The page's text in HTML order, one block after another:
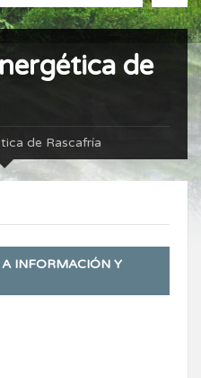
de
de Rascafría
INFORMACIÓN Y